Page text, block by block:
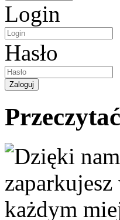
Login
Hasło